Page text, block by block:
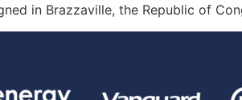
in Brazzaville, the Republic of